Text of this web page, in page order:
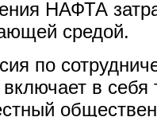
НАФТА
средой.
по
в себя